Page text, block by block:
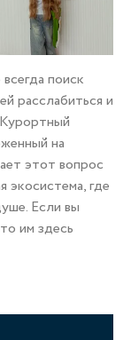
поиск
расслабиться и
на
этот вопрос
экосистема, где
Если вы
им здесь